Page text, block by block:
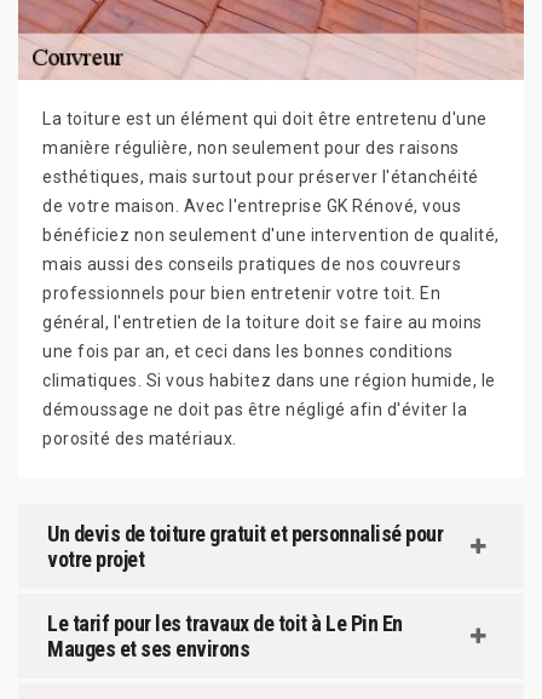
La toiture est un élément qui doit être entretenu d'une
manière régulière, non seulement pour des raisons
esthétiques, mais surtout pour préserver l'étanchéité
de votre maison. Avec l'entreprise GK Rénové, vous
bénéficiez non seulement d'une intervention de qualité,
mais aussi des conseils pratiques de nos couvreurs
professionnels pour bien entretenir votre toit. En
général, l'entretien de la toiture doit se faire au moins
une fois par an, et ceci dans les bonnes conditions
climatiques. Si vous habitez dans une région humide, le
démoussage ne doit pas être négligé afin d'éviter la
porosité des matériaux.
Un devis de toiture gratuit et personnalisé pour
votre projet
Le tarif pour les travaux de toit à Le Pin En
Mauges et ses environs